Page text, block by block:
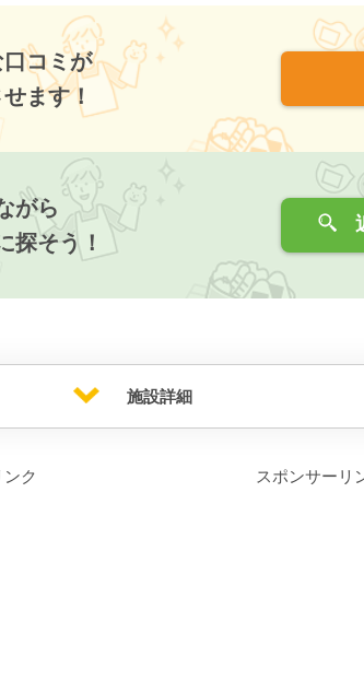
コミが
ます！
がら
探そう！
施設詳細
ク スポンサーリ